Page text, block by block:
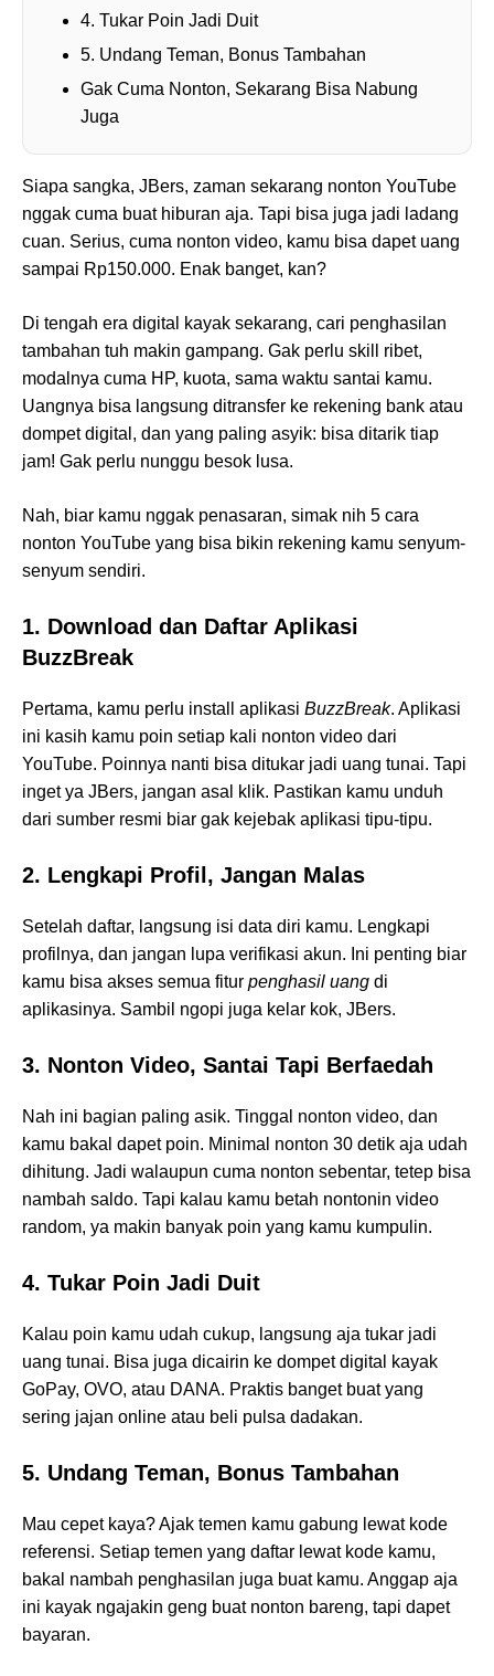
4. Tukar Poin Jadi Duit
5. Undang Teman, Bonus Tambahan
Gak Cuma Nonton, Sekarang Bisa Nabung
Juga
Siapa sangka, JBers, zaman sekarang nonton YouTube
nggak cuma buat hiburan aja. Tapi bisa juga jadi ladang
cuan. Serius, cuma nonton video, kamu bisa dapet uang
sampai Rp150.000. Enak banget, kan?
Di tengah era digital kayak sekarang, cari penghasilan
tambahan tuh makin gampang. Gak perlu skill ribet,
modalnya cuma HP, kuota, sama waktu santai kamu.
Uangnya bisa langsung ditransfer ke rekening bank atau
dompet digital, dan yang paling asyik: bisa ditarik tiap
jam! Gak perlu nunggu besok lusa.
Nah, biar kamu nggak penasaran, simak nih 5 cara
nonton YouTube yang bisa bikin rekening kamu senyum-
senyum sendiri.
1. Download dan Daftar Aplikasi
BuzzBreak
Pertama, kamu perlu install aplikasi BuzzBreak. Aplikasi
ini kasih kamu poin setiap kali nonton video dari
YouTube. Poinnya nanti bisa ditukar jadi uang tunai. Tapi
inget ya JBers, jangan asal klik. Pastikan kamu unduh
dari sumber resmi biar gak kejebak aplikasi tipu-tipu.
2. Lengkapi Profil, Jangan Malas
Setelah daftar, langsung isi data diri kamu. Lengkapi
profilnya, dan jangan lupa verifikasi akun. Ini penting biar
kamu bisa akses semua fitur penghasil uang di
aplikasinya. Sambil ngopi juga kelar kok, JBers.
3. Nonton Video, Santai Tapi Berfaedah
Nah ini bagian paling asik. Tinggal nonton video, dan
kamu bakal dapet poin. Minimal nonton 30 detik aja udah
dihitung. Jadi walaupun cuma nonton sebentar, tetep bisa
nambah saldo. Tapi kalau kamu betah nontonin video
random, ya makin banyak poin yang kamu kumpulin.
4. Tukar Poin Jadi Duit
Kalau poin kamu udah cukup, langsung aja tukar jadi
uang tunai. Bisa juga dicairin ke dompet digital kayak
GoPay, OVO, atau DANA. Praktis banget buat yang
sering jajan online atau beli pulsa dadakan.
5. Undang Teman, Bonus Tambahan
Mau cepet kaya? Ajak temen kamu gabung lewat kode
referensi. Setiap temen yang daftar lewat kode kamu,
bakal nambah penghasilan juga buat kamu. Anggap aja
ini kayak ngajakin geng buat nonton bareng, tapi dapet
bayaran.